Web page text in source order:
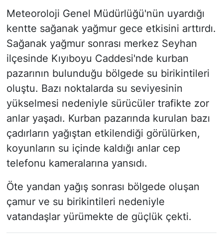
Meteoroloji Genel Müdürlüğü'nün uyardığı
kentte sağanak yağmur gece etkisini arttırdı.
Sağanak yağmur sonrası merkez Seyhan
ilçesinde Kıyıboyu Caddesi'nde kurban
pazarının bulunduğu bölgede su birikintileri
oluştu. Bazı noktalarda su seviyesinin
yükselmesi nedeniyle sürücüler trafikte zor
anlar yaşadı. Kurban pazarında kurulan bazı
çadırların yağıştan etkilendiği görülürken,
koyunların su içinde kaldığı anlar cep
telefonu kameralarına yansıdı.
Öte yandan yağış sonrası bölgede oluşan
çamur ve su birikintileri nedeniyle
vatandaşlar yürümekte de güçlük çekti.